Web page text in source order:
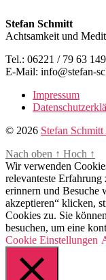
Stefan Schmitt
Achtsamkeit und
Tel.: 06221 / 79 63 149
E-Mail: info@stefan-
Impressum
© 2026 Stefan
Nach oben ↑ Hoch ↑
Wir verwenden
relevanteste
erinnern und Besuche
akzeptieren“ klicken,
Cookies zu. Sie
besuchen, um eine
Cookie Einstellungen